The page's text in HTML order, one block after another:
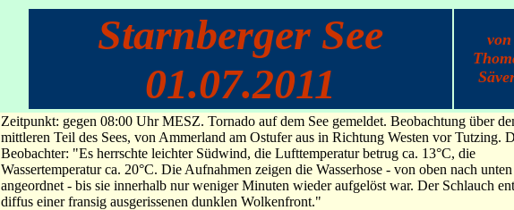
Starnberger See
01.07.2011
von
Zeitpunkt: gegen 08:00 Uhr MESZ. Tornado auf dem See gemeldet. Beobachtung über
mittleren Teil des Sees, von Ammerland am Ostufer aus in Richtung Westen vor Tutzing.
Beobachter: "Es herrschte leichter Südwind, die Lufttemperatur betrug ca. 13°C, die
Wassertemperatur ca. 20°C. Die Aufnahmen zeigen die Wasserhose - von oben nach unten
angeordnet - bis sie innerhalb nur weniger Minuten wieder aufgelöst war. Der Schlauch
diffus einer fransig ausgerissenen dunklen Wolkenfront."